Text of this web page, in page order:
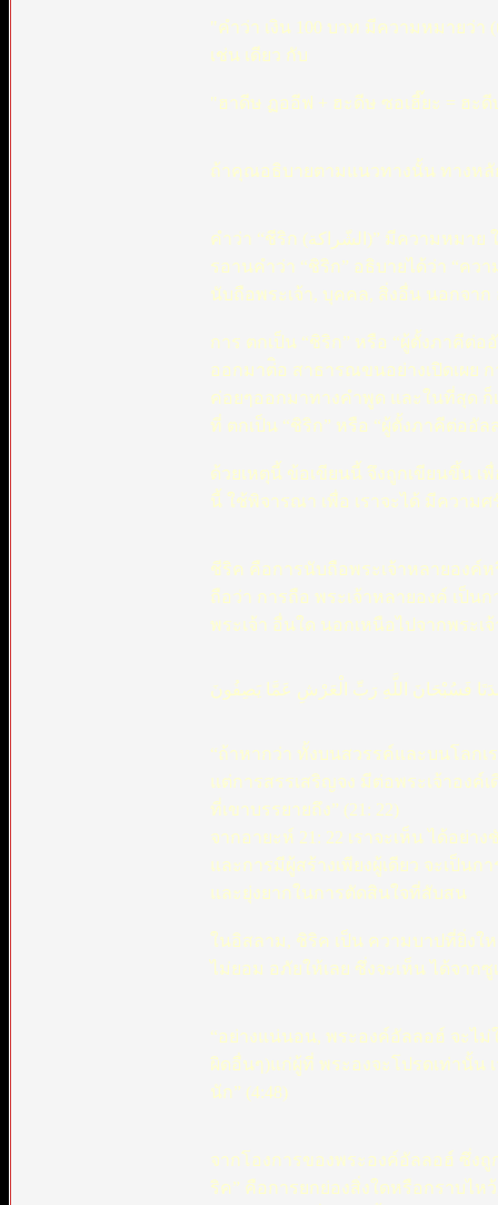
"คำว่า เงิน 100 บาท มีความหมายว่า
เช่น เดียว กับ
"ฮาดีษ ฏออีฟ + ฮะดีษ ซอเฮี๊ยะ = ฮะ
ถ้าคุณอธิบายตามแนวทางนั้น ทางหลั
คำว่า “ชีริก (الشّراكة)” มีความหมาย ในภาษาไทยว่า “การมีส่วนร่วมหรือ มีส่วนเกียวโยงที่เทียบเท่า”ในอัลกุ
รอานคำว่า “ชิริก” อธิบายได้ว่า “คว
นับถือพระเจ้า, บุคคล, สิ่งอื่น นอกจาก
การ ตกเป็น “ชิริก” หรือ “ผู้ตั้งภาคีต่
ออกมาต่ิอ สาธารณขนอย่างเปิดเผย
ค่อยๆออกมาทางคำพูด และในที่สุด ก็
ที่ ตกเป็น “ชิริก” หรือ “ผู้ตั้งภาคีต่ออัล
ด้วยเหตุนี้ ข้อเขียนนี้ จึงถูกเขียนขึ้น เ
นี้ ใช้พิจารณา เพื่อ เราจะได้ มีควา
ชีริค คือการนับถือพระเจ้าหลายองค์
ถือว่า การถือ พระเจ้าหลายองค์ เป็น
พระเจ้า อื่นใด นอกเหนือไปจากพระเ
فَسُبْحَانَ اللَّهِ رَبِّ الْعَرْشِ عَمَّا يَصِفُونَ
“ถ้าหากว่า ทั้งบนสวรรค์และบนโลก
แต่การสรรเสริญจง มีต่อพระเจ้าองค์
ที่เขาบรรยายถึง” (21: 22)
จากอายะห์ 21: 22 เราจะเห็น ได้อย่
และการมีผู้สร้างเพียงผู้เดียว จะเป็น
และยุ่งยากในการตัดสินใจที่สับสน
ในอิสลาม, ชิริค เป็น ความบาปที่ยิ่งใ
ไม่ยอม อภัยให้เลย ซึ่งจะเห็น ได้จาก
“อย่างแน่นอน, พระองค์อัลลอฮ์ จะไ
ผิดอื่นๆ)แก่ผู้ที่ พระองจะโปรดเท่านั้
นัก” (4:48)
จากโองการของพระองค์อัลลอฮ์ ซึ่ง
ริค” คือการยกย่องสิ่งใดหรือกราบไ